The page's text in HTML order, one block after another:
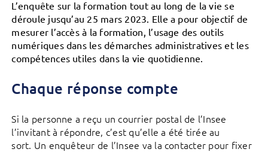
L’enquête sur la formation tout au long de la vie se
déroule jusqu’au 25 mars 2023. Elle a pour objectif de
mesurer l’accès à la formation, l’usage des outils
numériques dans les démarches administratives et les
compétences utiles dans la vie quotidienne.
Chaque réponse compte
Si la personne a reçu un courrier postal de l’Insee
l’invitant à répondre, c’est qu’elle a été tirée au
sort. Un enquêteur de l’Insee va la contacter pour fixer